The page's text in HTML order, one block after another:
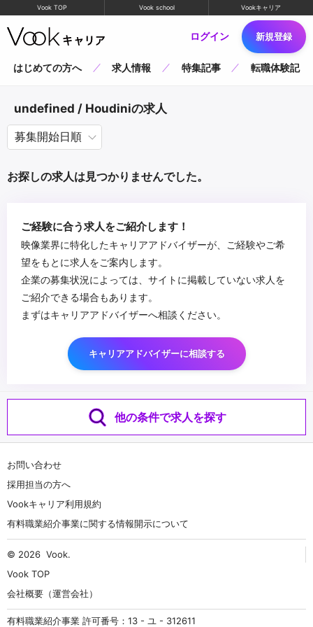
Vook TOP Vook school Vookキャリア
ログイン 新規登録
はじめての方へ 求人情報 特集記事 転職体験記
undefined / Houdiniの求人
お探しの求人は見つかりませんでした。
ご経験に合う求人をご紹介します！
映像業界に特化したキャリアアドバイザーが、ご経験やご希
望をもとに求人をご案内します。
企業の募集状況によっては、サイトに掲載していない求人を
ご紹介できる場合もあります。
まずはキャリアアドバイザーへ相談ください。
キャリアアドバイザーに相談する
他の条件で求人を探す
お問い合わせ
採用担当の方へ
Vookキャリア利用規約
有料職業紹介事業に関する情報開示について
© 2026 Vook.
Vook TOP
会社概要（運営会社）
有料職業紹介事業 許可番号：13 - ユ - 312611